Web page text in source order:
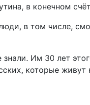
в конечном
в том числе,
Им 30 лет
которые